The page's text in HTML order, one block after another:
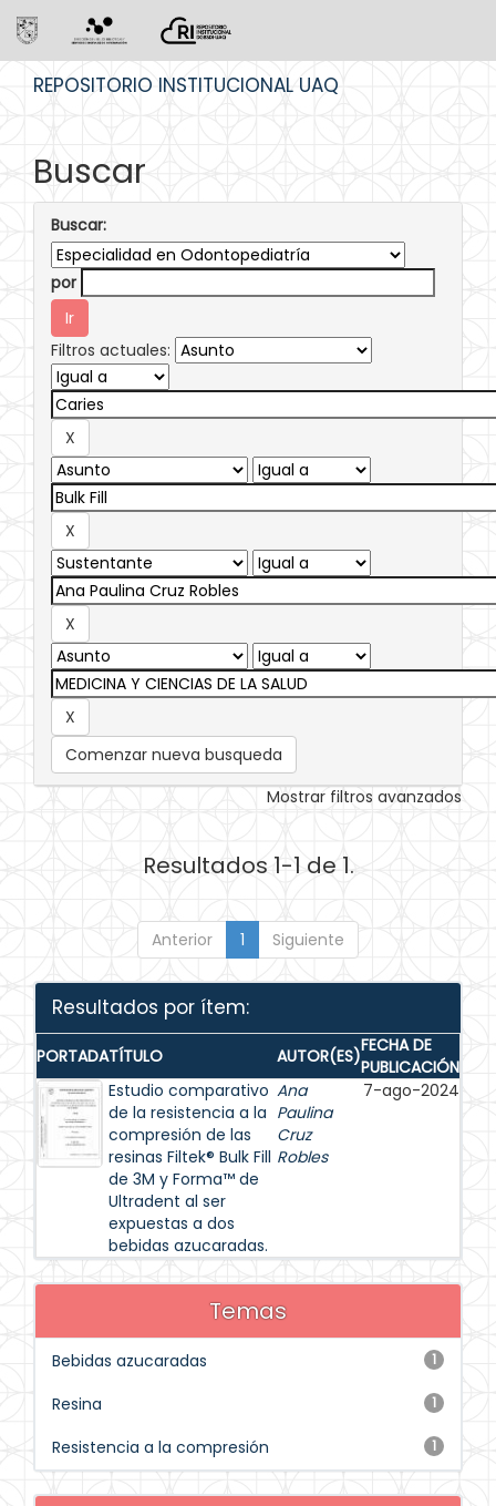
REPOSITORIO INSTITUCIONAL UAQ
Buscar
Buscar:
por
Filtros actuales:
Comenzar nueva busqueda
Mostrar filtros avanzados
Resultados 1-1 de 1.
Anterior 1 Siguiente
Resultados por ítem:
PORTADATÍTULO AUTOR(ES)FECHA DE
PUBLICACIÓN
Estudio comparativo
de la resistencia a la
compresión de las
resinas Filtek® Bulk Fill
de 3M y Forma™ de
Ultradent al ser
expuestas a dos
bebidas azucaradas.
Ana
Paulina
Cruz
Robles
7-ago-2024
Temas
1
Bebidas azucaradas
1
Resina
1
Resistencia a la compresión